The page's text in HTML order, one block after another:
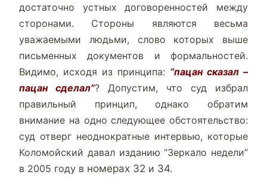
достаточно устных договоренностей между
сторонами. Стороны являются весьма
уважаемыми людьми, слово которых выше
письменных документов и формальностей.
Видимо, исходя из принципа: “пацан сказал –
пацан сделал”? Допустим, что суд избрал
правильный принцип, однако обратим
внимание на одно следующее обстоятельство:
суд отверг неоднократные интервью, которые
Коломойский давал изданию “Зеркало недели”
в 2005 году в номерах 32 и 34.